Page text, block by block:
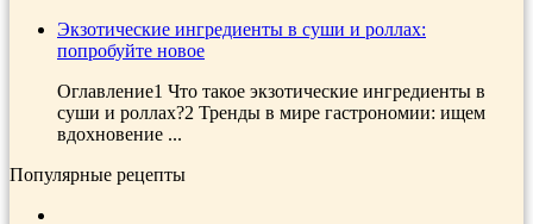
Экзотические ингредиенты в суши и роллах:
попробуйте новое
Оглавление1 Что такое экзотические ингредиенты в
суши и роллах?2 Тренды в мире гастрономии: ищем
вдохновение ...
Популярные рецепты